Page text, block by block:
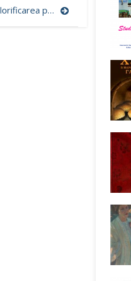
Conferința Științifică Internațională: Valorificarea patrimoniului etnocultural în cercetare și educație. Ediția a V-a, Chișinău, 24 noiembrie 2020.